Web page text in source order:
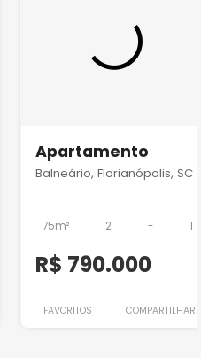
Apartamento
Balneário, Florianópolis, SC
75m² 2 - 1
R$ 790.000
FAVORITOS COMPARTILHAR